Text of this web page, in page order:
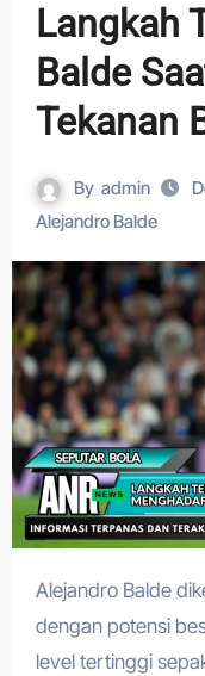
Langkah
Balde
Tekanan
By admin
Alejandro Balde
Alejandro Balde dikenal sebagai salah satu bek muda
dengan potensi
level tertinggi